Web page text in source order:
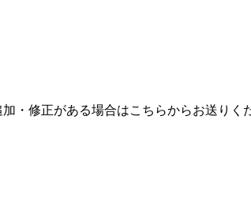
・修正がある場合はこちらからお送りく